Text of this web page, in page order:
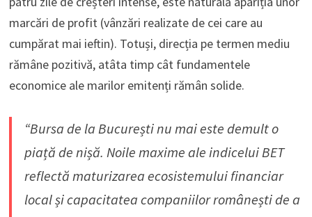
marcări de profit (vânzări realizate de cei care au
cumpărat mai ieftin). Totuși, direcția pe termen mediu
rămâne pozitivă, atâta timp cât fundamentele
economice ale marilor emitenți rămân solide.
“Bursa de la București nu mai este demult o
piață de nișă. Noile maxime ale indicelui BET
reflectă maturizarea ecosistemului financiar
local și capacitatea companiilor românești de a